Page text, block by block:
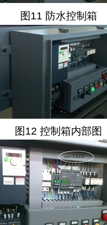
图11 防水控制箱
图12控制箱内部图